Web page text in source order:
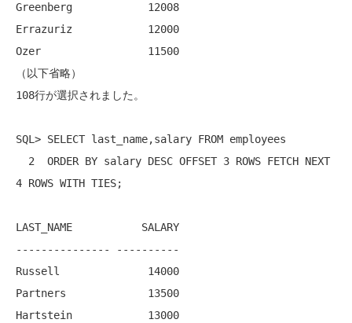
Greenberg            12008
Errazuriz            12000
Ozer                 11500
（以下省略）
108行が選択されました。
SQL> SELECT last_name,salary FROM employees
4 ROWS WITH TIES;
LAST_NAME           SALARY
--------------- ----------
Russell              14000
Partners             13500
Hartstein            13000